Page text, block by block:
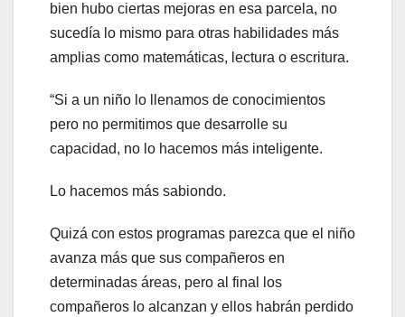
bien hubo ciertas mejoras en esa parcela, no
sucedía lo mismo para otras habilidades más
amplias como matemáticas, lectura o escritura.
“Si a un niño lo llenamos de conocimientos
pero no permitimos que desarrolle su
capacidad, no lo hacemos más inteligente.
Lo hacemos más sabiondo.
Quizá con estos programas parezca que el niño
avanza más que sus compañeros en
determinadas áreas, pero al final los
compañeros lo alcanzan y ellos habrán perdido